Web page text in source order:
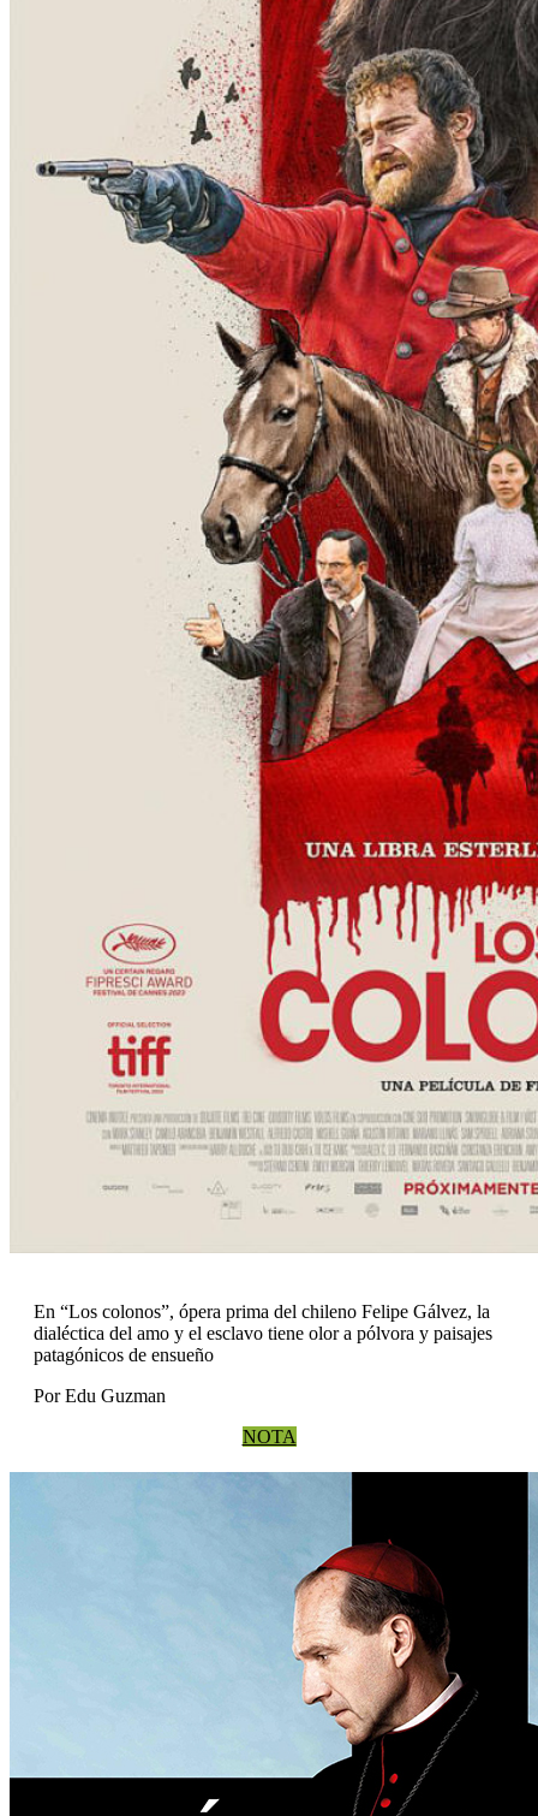
En “Los colonos”, ópera prima del chileno Felipe Gálvez, la
dialéctica del amo y el esclavo tiene olor a pólvora y paisajes
patagónicos de ensueño
Por Edu Guzman
NOTA